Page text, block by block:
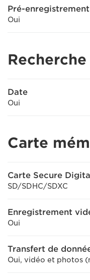
Pré-enregistrement
Oui
Recherche
Date
Oui
Carte
Carte Secure
SD/SDHC/SDXC
Enregistrement
Oui
Transfert de
Oui, vidéo et photos